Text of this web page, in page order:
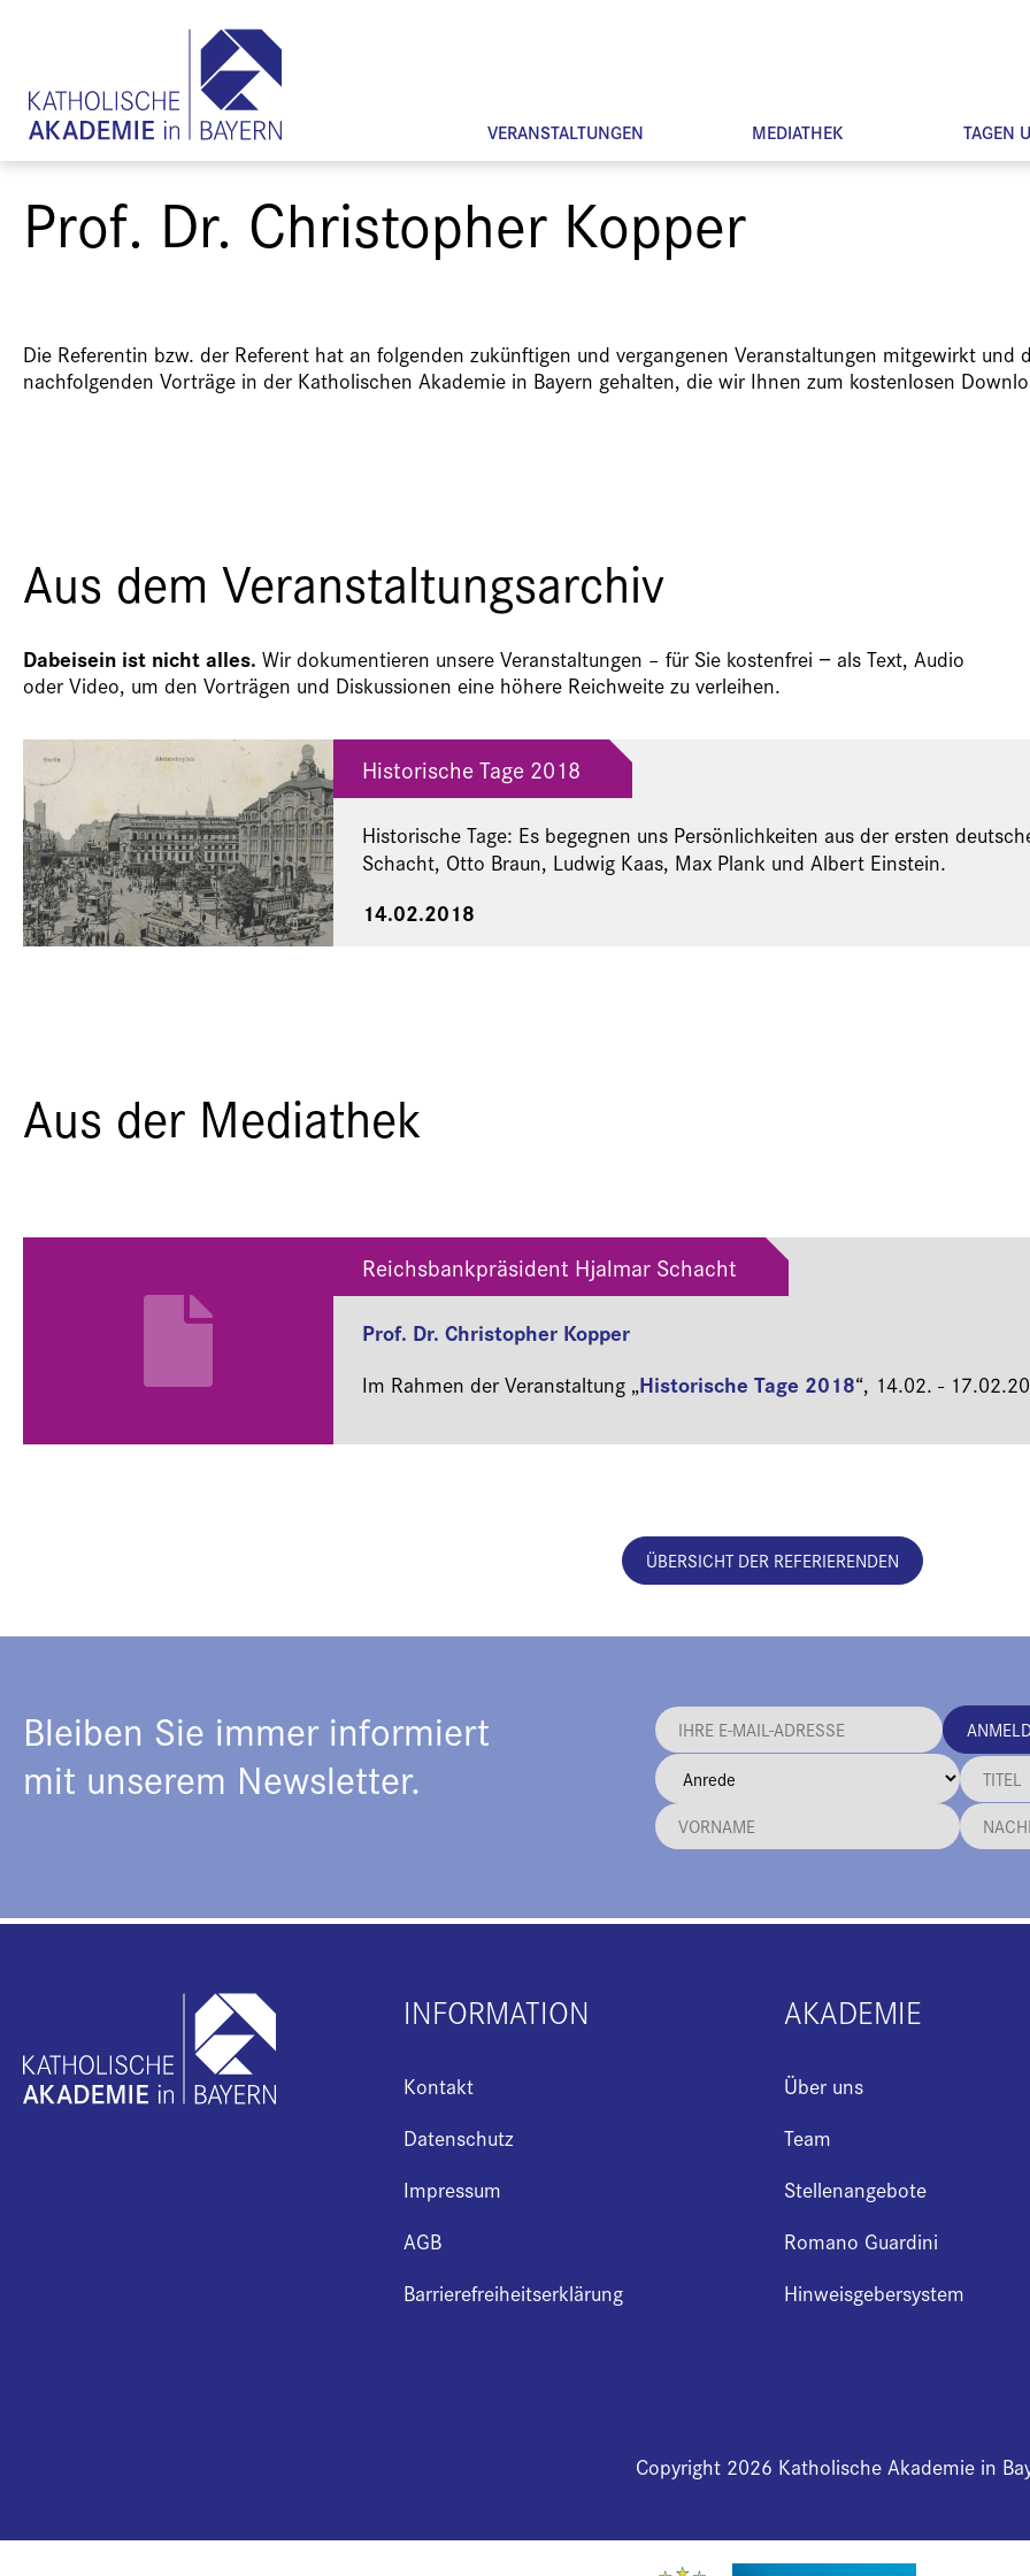
VERANSTALTUNGEN MEDIATHEK TAGEN
Prof. Dr. Christopher Kopper
Die Referentin bzw. der Referent hat an folgenden zukünftigen und vergangenen Veranstaltungen mitgewirkt und
nachfolgenden Vorträge in der Katholischen Akademie in Bayern gehalten, die wir Ihnen zum kostenlosen
Aus dem Veranstaltungsarchiv
Dabeisein ist nicht alles. Wir dokumentieren unsere Veranstaltungen – für Sie kostenfrei − als Text, Audio
oder Video, um den Vorträgen und Diskussionen eine höhere Reichweite zu verleihen.
Historische Tage 2018
Historische Tage: Es begegnen uns Persönlichkeiten aus der ersten
Schacht, Otto Braun, Ludwig Kaas, Max Plank und Albert Einstein.
14.02.2018
Aus der Mediathek
Reichsbankpräsident Hjalmar Schacht
Prof. Dr. Christopher Kopper
Im Rahmen der Veranstaltung „Historische Tage 2018“, 14.02. -
ÜBERSICHT DER REFERIERENDEN
Bleiben Sie immer informiert
mit unserem Newsletter.
INFORMATION
Kontakt
Datenschutz
Impressum
AGB
Barrierefreiheitserklärung
AKADEMIE
Über uns
Team
Stellenangebote
Romano Guardini
Hinweisgebersystem
Copyright 2026 Katholische Akademie in